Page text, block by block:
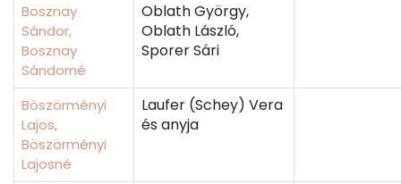
Bosznay
Sándor,
Bosznay
Sándorné
Oblath György,
Oblath László,
Sporer Sári
Böszörményi
Lajos,
Böszörményi
Lajosné
Laufer (Schey) Vera
és anyja